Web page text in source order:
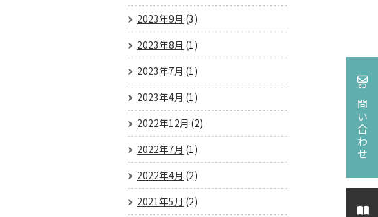
お問い合わせ
2023年9月 (3)
2023年8月 (1)
2023年7月 (1)
2023年4月 (1)
2022年12月 (2)
2022年7月 (1)
2022年4月 (2)
2021年5月 (2)